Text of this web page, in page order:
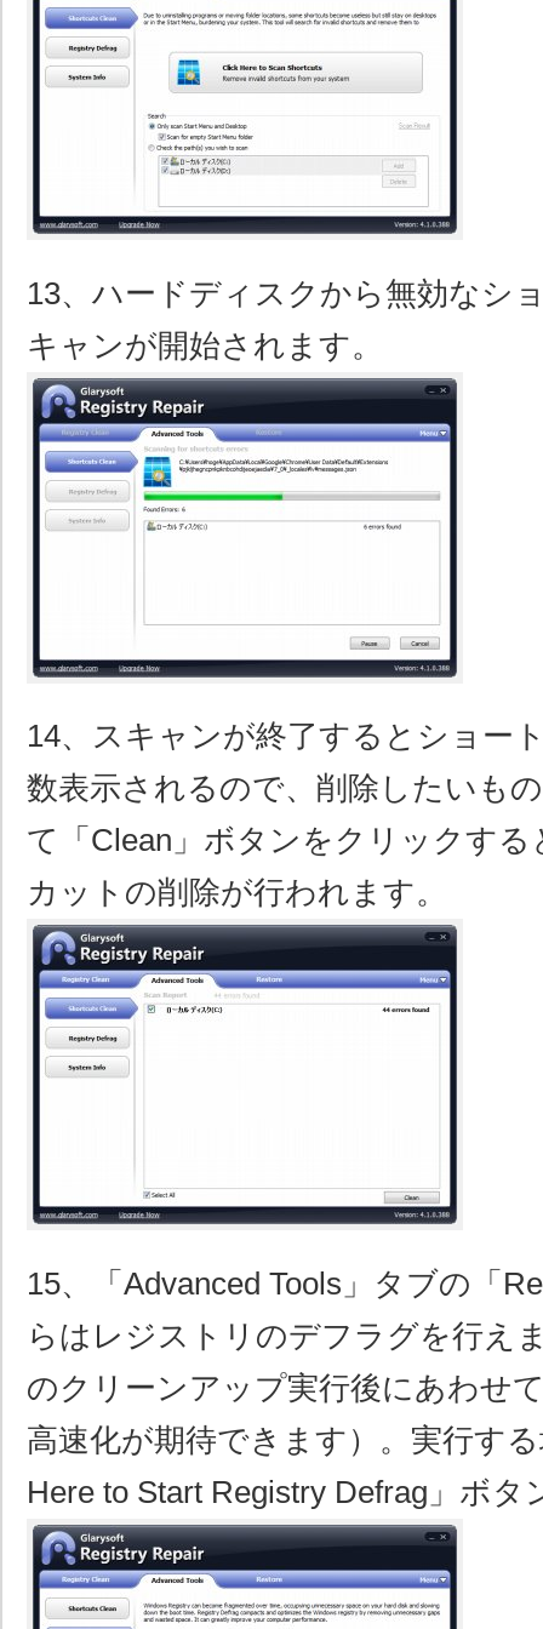
13、ハードディスクから無効なシ
キャンが開始されます。
14、スキャンが終了するとショー
数表示されるので、削除したいも
て「Clean」ボタンをクリックす
カットの削除が行われます。
15、「Advanced Tools」タブの「
らはレジストリのデフラグを行え
のクリーンアップ実行後にあわせ
高速化が期待できます）。実行す
Here to Start Registry Defrag」ボタ